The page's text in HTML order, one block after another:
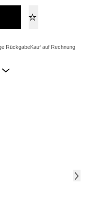
RückgabeKauf auf Rechnung